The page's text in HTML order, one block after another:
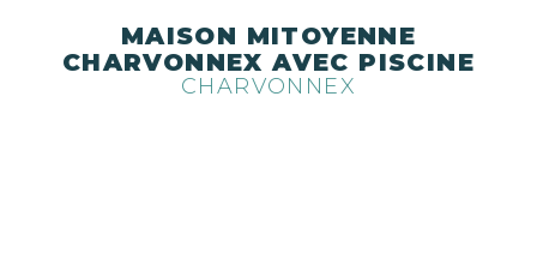
MAISON MITOYENNE
CHARVONNEX AVEC PISCINE
CHARVONNEX